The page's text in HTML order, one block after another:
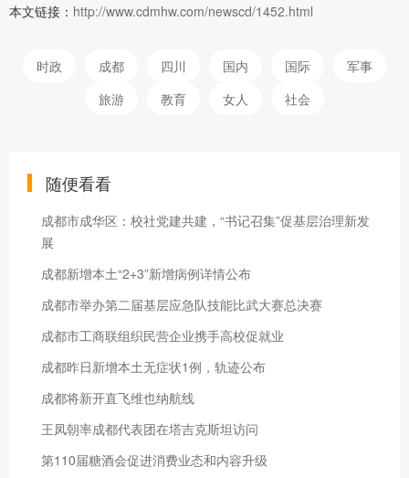
本文链接： http://www.cdmhw.com/newscd/1452.html
时政 成都 四川 国内 国际
军事
旅游
教育 女人 社会
随便看看
成都市成华区：校社党建共建，“书记召集”促基层治理新发
展
成都新增本土“2+3”新增病例详情公布
成都市举办第二届基层应急队技能比武大赛总决赛
成都市工商联组织民营企业携手高校促就业
成都昨日新增本土无症状1例，轨迹公布
成都将新开直飞维也纳航线
王凤朝率成都代表团在塔吉克斯坦访问
第110届糖酒会促进消费业态和内容升级